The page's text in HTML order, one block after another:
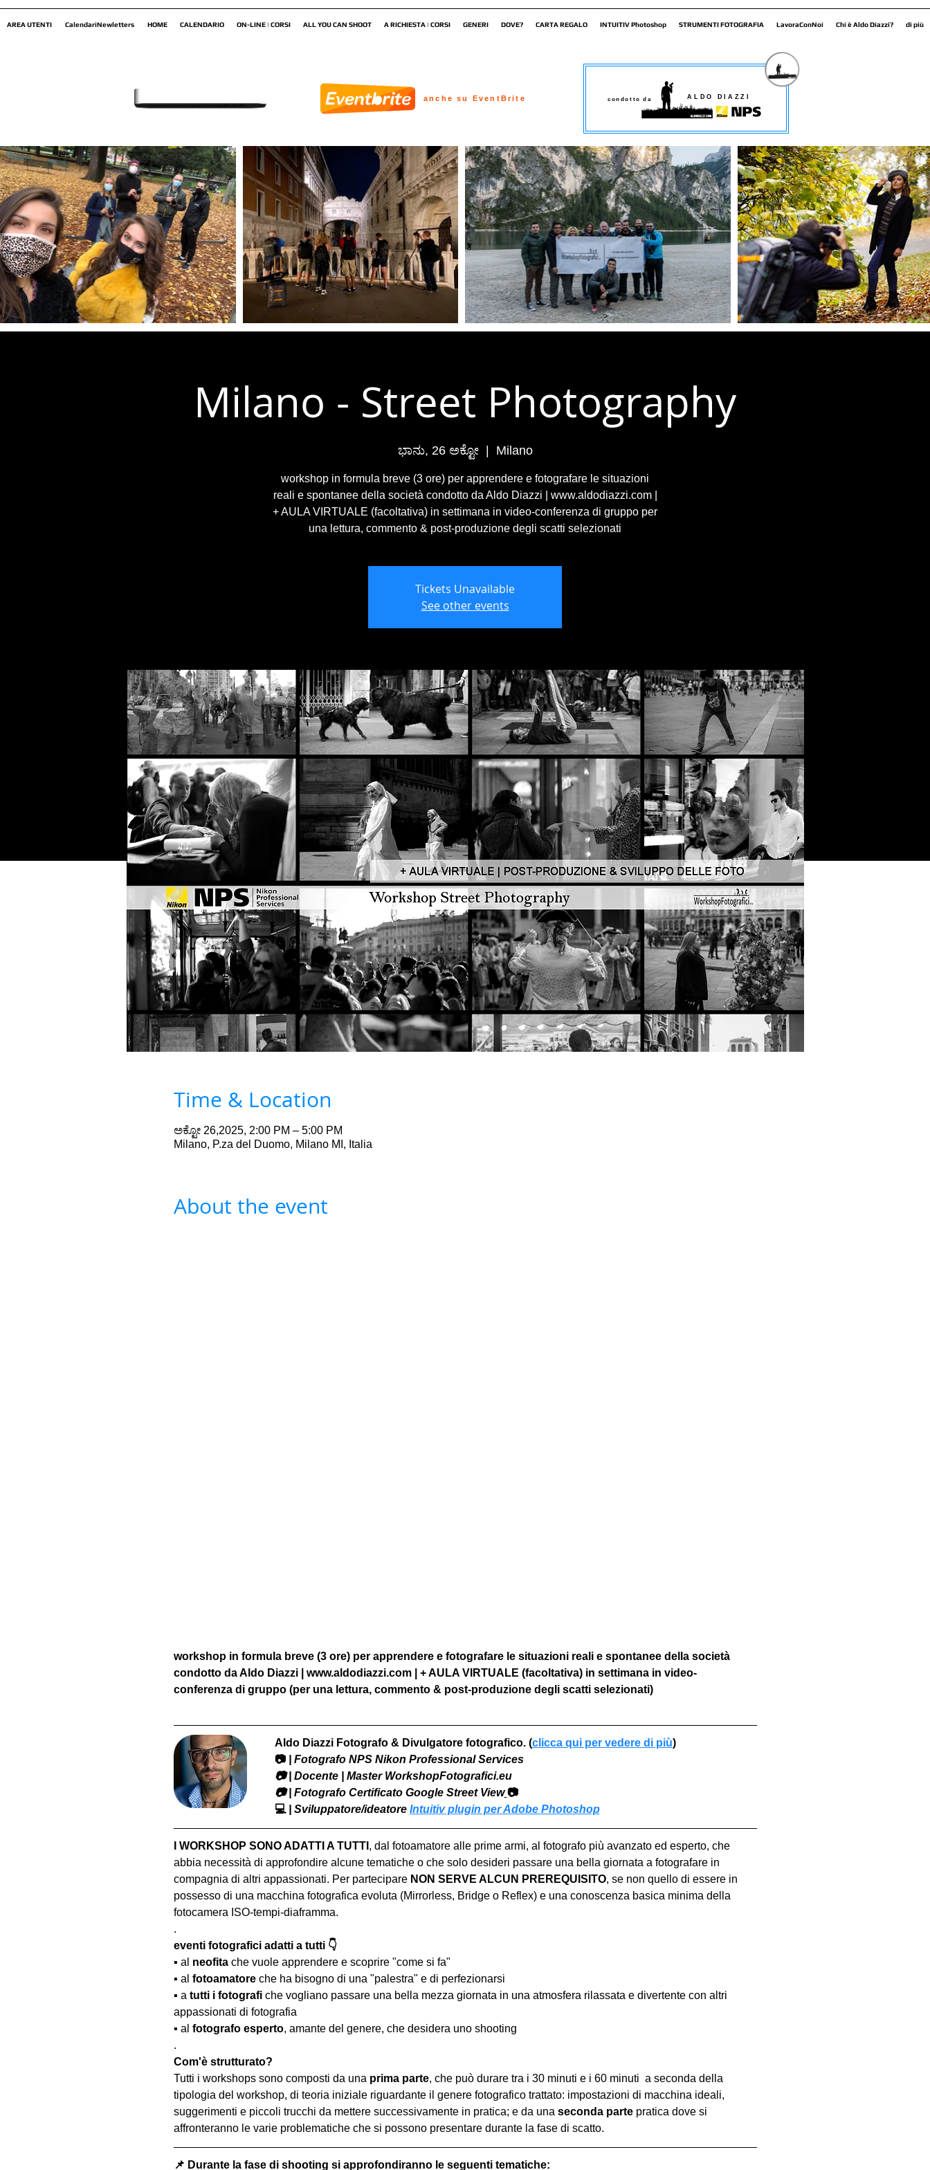
AREA UTENTI CalendariNewletters HOME CALENDARIO ON-LINE | CORSI ALL YOU CAN SHOOT A RICHIESTA | CORSI GENERI DOVE? CARTA REGALO INTUITIV Photoshop STRUMENTI FOTOGRAFIA LavoraConNoi Chi è Aldo Diazzi? di più
Milano - Street Photography
ಭಾನು, 26 ಅಕ್ಟೋ
  |
Milano
workshop in formula breve (3 ore) per apprendere e fotografare le situazioni
reali e spontanee della società condotto da Aldo Diazzi | www.aldodiazzi.com |
+ AULA VIRTUALE (facoltativa) in settimana in video-conferenza di gruppo per
una lettura, commento & post-produzione degli scatti selezionati
Tickets Unavailable
See other events
Time & Location
ಅಕ್ಟೋ 26,2025, 2:00 PM – 5:00 PM
Milano, P.za del Duomo, Milano MI, Italia
About the event
workshop in formula breve (3 ore) per apprendere e fotografare le situazioni reali e spontanee della società
condotto da Aldo Diazzi | www.aldodiazzi.com | + AULA VIRTUALE (facoltativa) in settimana in video-
conferenza di gruppo (per una lettura, commento & post-produzione degli scatti selezionati)
Aldo Diazzi Fotografo & Divulgatore fotografico. (clicca qui per vedere di più)
📷 | Fotografo NPS Nikon Professional Services
​📷 | Docente | Master WorkshopFotografici.eu
📷 | Fotografo Certificato Google Street View 📷
💻 | Sviluppatore/ideatore Intuitiv plugin per Adobe Photoshop
I WORKSHOP SONO ADATTI A TUTTI , dal fotoamatore alle prime armi, al fotografo più avanzato ed esperto, che
abbia necessità di approfondire alcune tematiche o che solo desideri passare una bella giornata a fotografare in
compagnia di altri appassionati. Per partecipare NON SERVE ALCUN PREREQUISITO, se non quello di essere in
possesso di una macchina fotografica evoluta (Mirrorless, Bridge o Reflex) e una conoscenza basica minima della
fotocamera ISO-tempi-diaframma.
.
eventi fotografici adatti a tutti 👇
▪️ al neofita che vuole apprendere e scoprire "come si fa"
▪️ al fotoamatore che ha bisogno di una "palestra" e di perfezionarsi
▪️ a tutti i fotografi che vogliano passare una bella mezza giornata in una atmosfera rilassata e divertente con altri
appassionati di fotografia
▪️ al fotografo esperto, amante del genere, che desidera uno shooting
.
Com'è strutturato?
Tutti i workshops sono composti da una prima parte, che può durare tra i 30 minuti e i 60 minuti  a seconda della
tipologia del workshop, di teoria iniziale riguardante il genere fotografico trattato: impostazioni di macchina ideali,
suggerimenti e piccoli trucchi da mettere successivamente in pratica; e da una seconda parte pratica dove si
affronteranno le varie problematiche che si possono presentare durante la fase di scatto.
📌 Durante la fase di shooting si approfondiranno le seguenti tematiche:
condotto da ALDO DIAZZI
anche su EventBrite